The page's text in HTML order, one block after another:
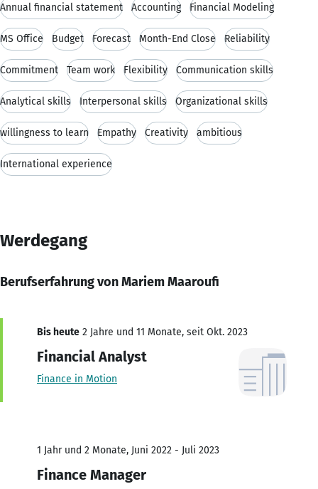
Annual financial statement Accounting Financial Modeling
MS Office Budget Forecast Month-End Close Reliability
Commitment Team work Flexibility Communication skills
Analytical skills Interpersonal skills Organizational skills
willingness to learn Empathy Creativity ambitious
International experience
Werdegang
Berufserfahrung von Mariem Maaroufi
Bis heute 2 Jahre und 11 Monate, seit Okt. 2023
Financial Analyst
Finance in Motion
1 Jahr und 2 Monate, Juni 2022 - Juli 2023
Finance Manager